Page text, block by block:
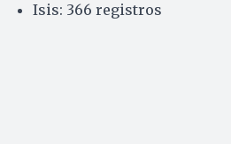
Isis: 366 registros